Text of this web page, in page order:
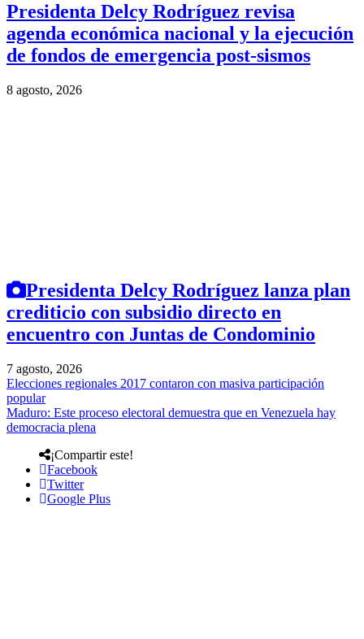
Presidenta Delcy Rodríguez revisa
agenda económica nacional y la ejecución
de fondos de emergencia post-sismos
8 agosto, 2026
Presidenta Delcy Rodríguez lanza plan
crediticio con subsidio directo en
encuentro con Juntas de Condominio
7 agosto, 2026
Elecciones regionales 2017 contaron con masiva participación
popular
Maduro: Este proceso electoral demuestra que en Venezuela hay
democracia plena
¡Compartir este!
Facebook
Twitter
Google Plus